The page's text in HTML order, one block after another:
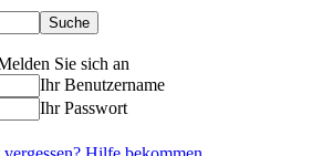
Sie sich an
Ihr Benutzername
Ihr Passwort